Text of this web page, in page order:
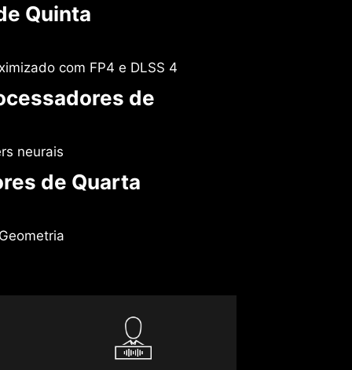
Quinta
com FP4 e DLSS 4
de
neurais
de Quarta